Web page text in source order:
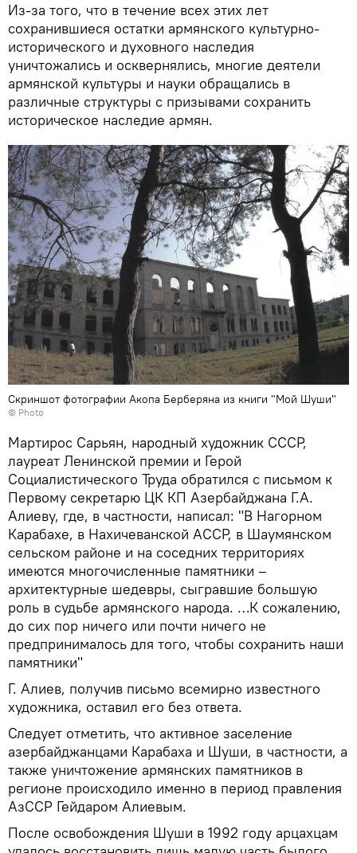
Из-за того, что в течение всех этих лет
сохранившиеся остатки армянского культурно-
исторического и духовного наследия
уничтожались и осквернялись, многие деятели
армянской культуры и науки обращались в
различные структуры с призывами сохранить
историческое наследие армян.
Скриншот фотографии Акопа Берберяна из книги "Мой Шуши"
© Photo
Мартирос Сарьян, народный художник СССР,
лауреат Ленинской премии и Герой
Социалистического Труда обратился с письмом к
Первому секретарю ЦК КП Азербайджана Г.А.
Алиеву, где, в частности, написал: "В Нагорном
Карабахе, в Нахичеванской АССР, в Шаумянском
сельском районе и на соседних территориях
имеются многочисленные памятники –
архитектурные шедевры, сыгравшие большую
роль в судьбе армянского народа. …К сожалению,
до сих пор ничего или почти ничего не
предпринималось для того, чтобы сохранить наши
памятники"
Г. Алиев, получив письмо всемирно известного
художника, оставил его без ответа.
Следует отметить, что активное заселение
азербайджанцами Карабаха и Шуши, в частности, а
также уничтожение армянских памятников в
регионе происходило именно в период правления
АзССР Гейдаром Алиевым.
После освобождения Шуши в 1992 году арцахцам